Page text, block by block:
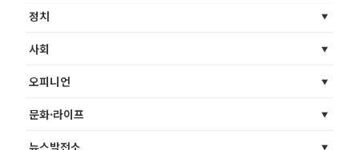
정치
사회
오피니언
문화·라이프
뉴스발전소